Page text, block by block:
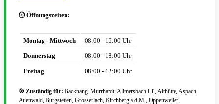
🕗 Öffnungszeiten:
Montag - Mittwoch 08:00 - 16:00 Uhr
Donnerstag 08:00 - 18:00 Uhr
Freitag 08:00 - 12:00 Uhr
🎯 Zuständig für: Backnang, Murrhardt, Allmersbach i.T., Althütte, Aspach,
Auenwald, Burgstetten, Grosserlach, Kirchberg a.d.M., Oppenweiler,